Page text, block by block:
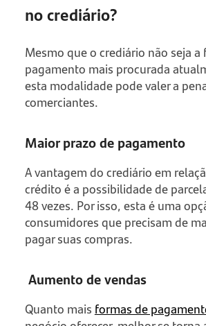
no crediário?
Mesmo que o crediário não seja a
pagamento mais procurada
esta modalidade pode valer a
comerciantes.
Maior prazo de pagamento
A vantagem do crediário em
crédito é a possibilidade de
48 vezes. Por isso, esta é uma
consumidores que precisam de
pagar suas compras.
Aumento de vendas
Quanto mais formas de